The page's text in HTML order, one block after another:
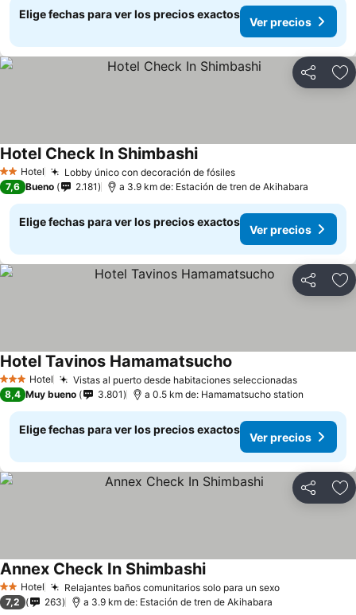
Elige fechas para ver los precios exactos
Ver precios
Compartir
2 Estrellas
Hotel Lobby único con decoración de fósiles
Hotel Check In Shimbashi
7,6 Bueno 2.181 a 3.9 km de: Estación de tren de Akihabara
Elige fechas para ver los precios exactos
Ver precios
Compartir
3 Estrellas
Hotel Vistas al puerto desde habitaciones seleccionadas
Hotel Tavinos Hamamatsucho
8,4 Muy bueno 3.801 a 0.5 km de: Hamamatsucho station
Elige fechas para ver los precios exactos
Ver precios
Compartir
2 Estrellas
Hotel Relajantes baños comunitarios solo para un sexo
Annex Check In Shimbashi
7,2 263 a 3.9 km de: Estación de tren de Akihabara